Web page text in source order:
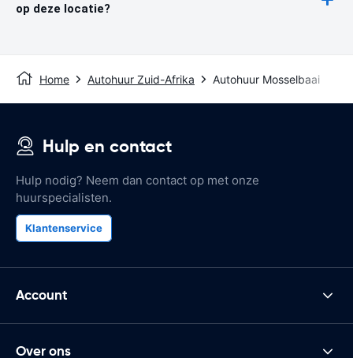
op deze locatie?
Home Autohuur Zuid-Afrika Autohuur Mosselbaai
Hulp en contact
Hulp nodig? Neem dan contact op met onze
huurspecialisten.
Klantenservice
Account
Over ons